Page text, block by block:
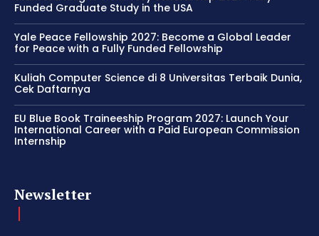
Funded Graduate Study in the USA
Yale Peace Fellowship 2027: Become a Global Leader
for Peace with a Fully Funded Fellowship
Kuliah Computer Science di 8 Universitas Terbaik Dunia,
Cek Daftarnya
EU Blue Book Traineeship Program 2027: Launch Your
International Career with a Paid European Commission
Internship
Newsletter